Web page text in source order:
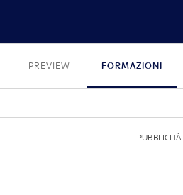
PREVIEW FORMAZIONI
PUBBLICITÀ